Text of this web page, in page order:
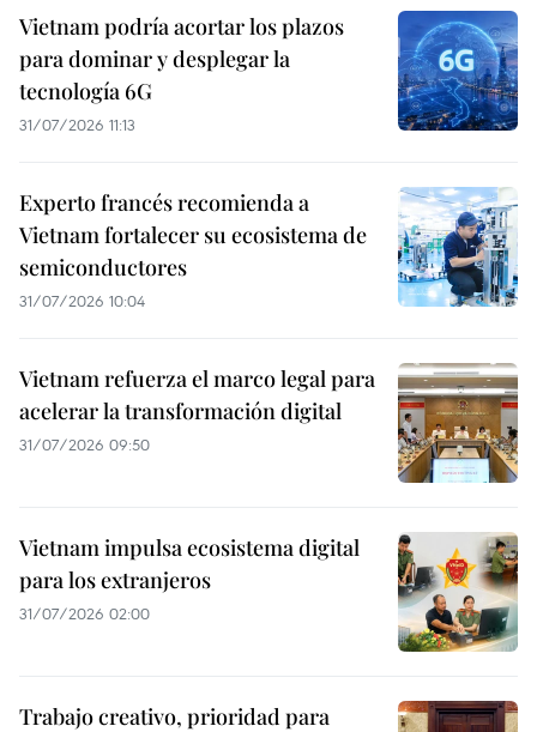
Vietnam podría acortar los plazos
para dominar y desplegar la
tecnología 6G
31/07/2026 11:13
Experto francés recomienda a
Vietnam fortalecer su ecosistema de
semiconductores
31/07/2026 10:04
Vietnam refuerza el marco legal para
acelerar la transformación digital
31/07/2026 09:50
Vietnam impulsa ecosistema digital
para los extranjeros
31/07/2026 02:00
Trabajo creativo, prioridad para